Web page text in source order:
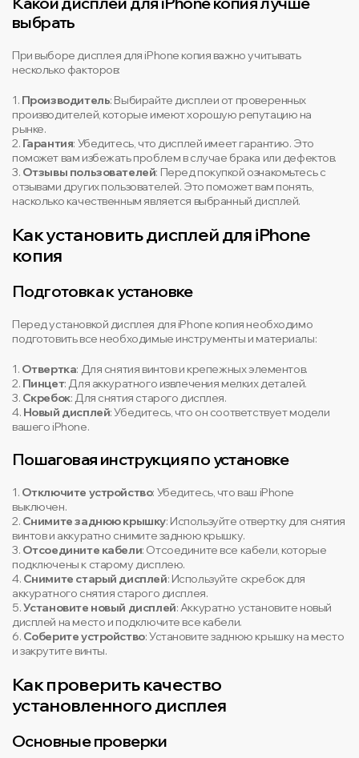
выбрать
При выборе дисплея для iPhone копия важно учитывать
несколько факторов:
1. Производитель: Выбирайте дисплеи от проверенных
производителей, которые имеют хорошую репутацию на
рынке.
2. Гарантия: Убедитесь, что дисплей имеет гарантию. Это
поможет вам избежать проблем в случае брака или дефектов.
3. Отзывы пользователей: Перед покупкой ознакомьтесь с
отзывами других пользователей. Это поможет вам понять,
насколько качественным является выбранный дисплей.
Как установить дисплей для iPhone
копия
Подготовка к установке
Перед установкой дисплея для iPhone копия необходимо
подготовить все необходимые инструменты и материалы:
1. Отвертка: Для снятия винтов и крепежных элементов.
2. Пинцет: Для аккуратного извлечения мелких деталей.
3. Скребок: Для снятия старого дисплея.
4. Новый дисплей: Убедитесь, что он соответствует модели
вашего iPhone.
Пошаговая инструкция по установке
1. Отключите устройство: Убедитесь, что ваш iPhone
выключен.
2. Снимите заднюю крышку: Используйте отвертку для снятия
винтов и аккуратно снимите заднюю крышку.
3. Отсоедините кабели: Отсоедините все кабели, которые
подключены к старому дисплею.
4. Снимите старый дисплей: Используйте скребок для
аккуратного снятия старого дисплея.
5.Установите новый дисплей: Аккуратно установите новый
дисплей на место и подключите все кабели.
6. Соберите устройство: Установите заднюю крышку на место
и закрутите винты.
Как проверить качество
установленного дисплея
Основные проверки